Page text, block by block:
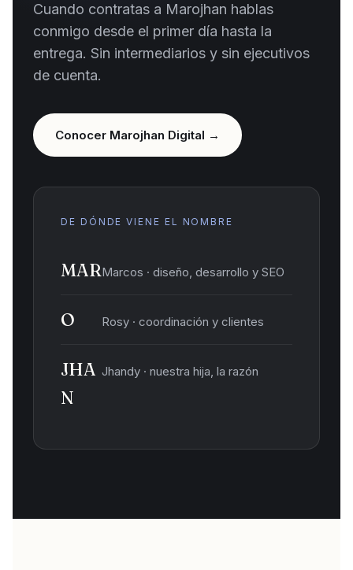
Cuando contratas a Marojhan hablas
conmigo desde el primer día hasta la
entrega. Sin intermediarios y sin ejecutivos
de cuenta.
Conocer Marojhan Digital →
DE DÓNDE VIENE EL NOMBRE
MARMarcos · diseño, desarrollo y SEO
O Rosy · coordinación y clientes
JHA
N
Jhandy · nuestra hija, la razón